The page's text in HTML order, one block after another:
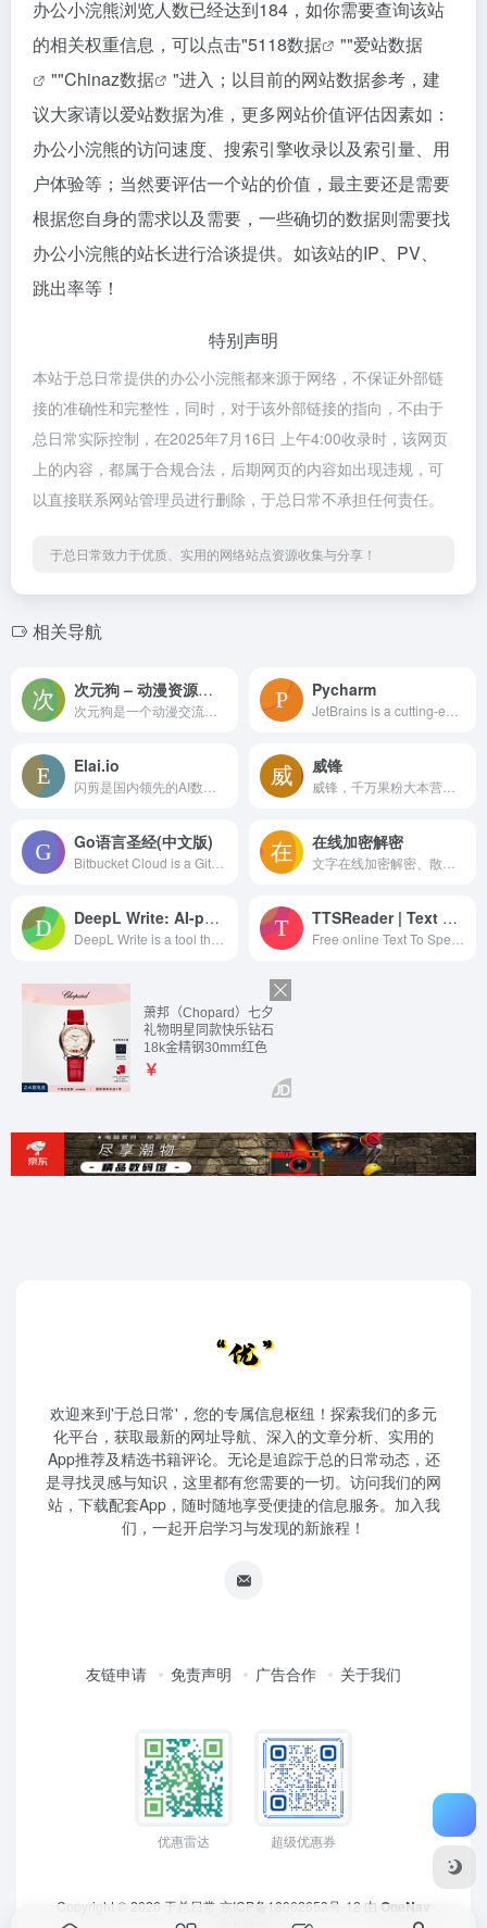
办公小浣熊浏览人数已经达到184，如你需要查询该站
的相关权重信息，可以点击"5118数据 ""爱站数据
""Chinaz数据
"进入；以目前的网站数据参考，建
议大家请以爱站数据为准，更多网站价值评估因素如：
办公小浣熊的访问速度、搜索引擎收录以及索引量、用
户体验等；当然要评估一个站的价值，最主要还是需要
根据您自身的需求以及需要，一些确切的数据则需要找
办公小浣熊的站长进行洽谈提供。如该站的IP、PV、
跳出率等！
特别声明
本站于总日常提供的办公小浣熊都来源于网络，不保证外部链
接的准确性和完整性，同时，对于该外部链接的指向，不由于
总日常实际控制，在2025年7月16日 上午4:00收录时，该网页
上的内容，都属于合规合法，后期网页的内容如出现违规，可
以直接联系网站管理员进行删除，于总日常不承担任何责任。
于总日常致力于优质、实用的网络站点资源收集与分享！
相关导航
次元狗 – 动漫资源分享下载 Pycharm
Elai.io 威锋
Go语言圣经(中文版) 在线加密解密
DeepL Write: AI-powered writing companion TTSReader | Text To Speech Reader Online. Accurate & Free
欢迎来到'于总日常'，您的专属信息枢纽！探索我们的多元
化平台，获取最新的网址导航、深入的文章分析、实用的
App推荐及精选书籍评论。无论是追踪于总的日常动态，还
是寻找灵感与知识，这里都有您需要的一切。访问我们的网
站，下载配套App，随时随地享受便捷的信息服务。加入我
们，一起开启学习与发现的新旅程！
友链申请 免责声明 广告合作 关于我们
优惠雷达 超级优惠券
Copyright © 2026 于总日常 京ICP备18062653号-12 由 OneNav